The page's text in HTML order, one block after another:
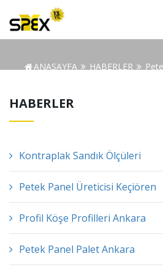
ANASAYFA HABERLER
HABERLER
Kontraplak Sandık Ölçüleri
Petek Panel Üreticisi Keçiören
Profil Köşe Profilleri Ankara
Petek Panel Palet Ankara